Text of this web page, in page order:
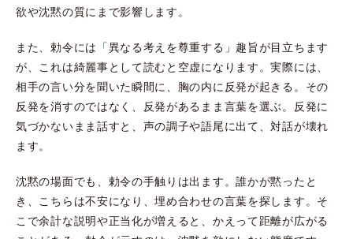
欲や沈黙の質にまで影響します。
また、勅令には「異なる考えを尊重する」趣旨が目立ちます
が、これは綺麗事として読むと空虚になります。実際には、
相手の言い分を聞いた瞬間に、胸の内に反発が起きる。その
反発を消すのではなく、反発があるまま言葉を選ぶ。反発に
気づかないまま話すと、声の調子や語尾に出て、対話が壊れ
ます。
沈黙の場面でも、勅令の手触りは出ます。誰かが黙ったと
き、こちらは不安になり、埋め合わせの言葉を探します。そ
こで余計な説明や正当化が増えると、かえって距離が広がる